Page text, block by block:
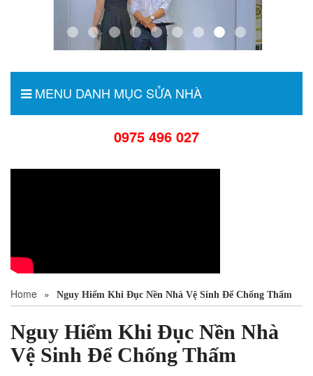
MENU DANH MỤC SỬA NHÀ
0975 496 027
Home » Nguy Hiểm Khi Đục Nền Nhà Vệ Sinh Để Chống Thấm
Nguy Hiểm Khi Đục Nền Nhà
Vệ Sinh Để Chống Thấm